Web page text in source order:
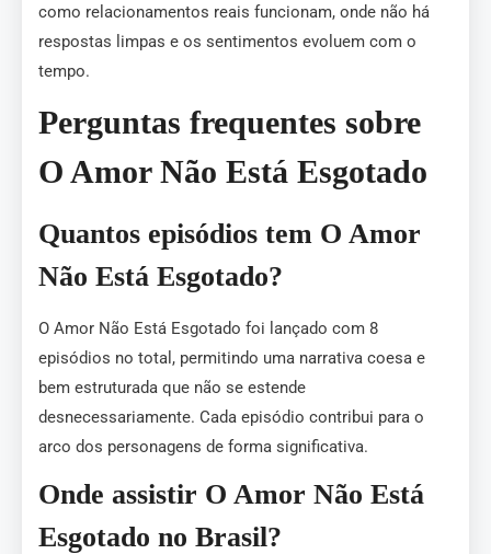
como relacionamentos reais funcionam, onde não há
respostas limpas e os sentimentos evoluem com o
tempo.
Perguntas frequentes sobre
O Amor Não Está Esgotado
Quantos episódios tem O Amor
Não Está Esgotado?
O Amor Não Está Esgotado foi lançado com 8
episódios no total, permitindo uma narrativa coesa e
bem estruturada que não se estende
desnecessariamente. Cada episódio contribui para o
arco dos personagens de forma significativa.
Onde assistir O Amor Não Está
Esgotado no Brasil?